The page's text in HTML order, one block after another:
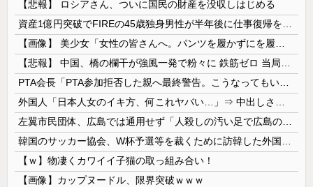
【悲報】 ロシアさん、ついに国民の財産を没収しはじめる
【ｗ】物凄くカワイイ子猫の取っ組み合い！
【画像】カップヌードル、限界突破ｗｗｗ